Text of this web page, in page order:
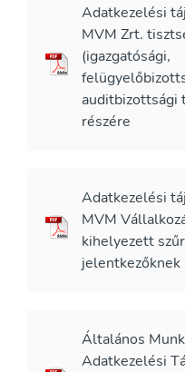
Adatkezelési
MVM Zrt.
(igazgatósági,
auditbizottsági
részére
Adatkezelési
MVM
kihelyezett
jelentkezőknek
Általános
Adatkezelési